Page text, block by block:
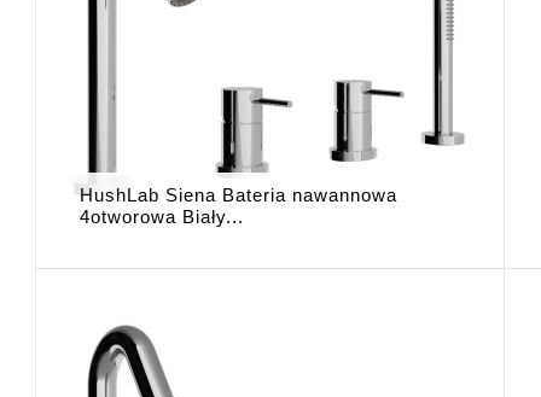
HushLab Siena Bateria nawannowa
4otworowa Biały...